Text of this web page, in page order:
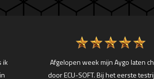
ik
Afgelopen week mijn Aygo laten
door ECU-SOFT. Bij het eerste